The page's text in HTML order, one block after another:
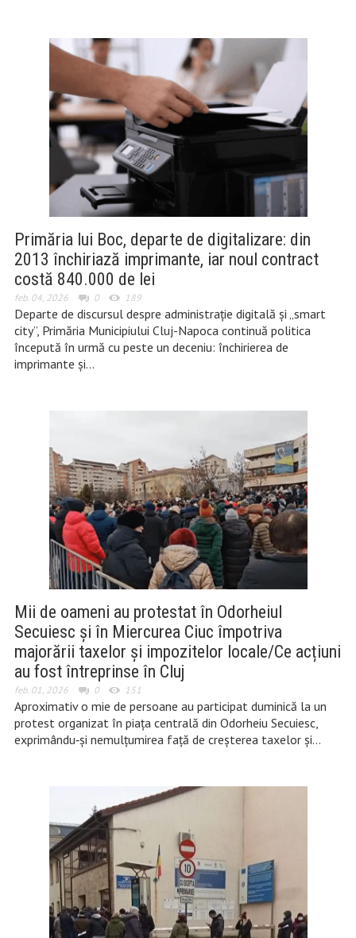
Primăria lui Boc, departe de digitalizare: din
2013 închiriază imprimante, iar noul contract
costă 840.000 de lei
feb. 04, 2026 0 189
Departe de discursul despre administrație digitală și „smart
city”, Primăria Municipiului Cluj-Napoca continuă politica
începută în urmă cu peste un deceniu: închirierea de
imprimante și…
Mii de oameni au protestat în Odorheiul
Secuiesc și în Miercurea Ciuc împotriva
majorării taxelor și impozitelor locale/Ce acțiuni
au fost întreprinse în Cluj
feb. 01, 2026 0 151
Aproximativ o mie de persoane au participat duminică la un
protest organizat în piața centrală din Odorheiu Secuiesc,
exprimându‑și nemulțumirea față de creșterea taxelor și…